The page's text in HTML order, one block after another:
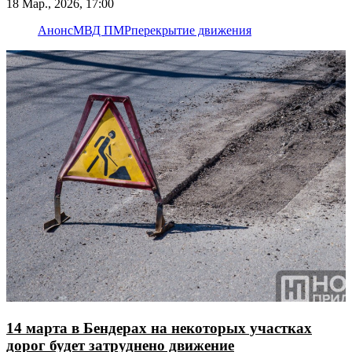
18 Мар., 2026, 17:00
АнонсМВД ПМРперекрытие движения
14 марта в Бендерах на некоторых участках
дорог будет затруднено движение